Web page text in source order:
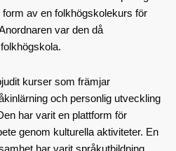
av en folkhögskolekurs för
var den då
kurser som främjar
och personlig utveckling
har varit en plattform för
genom kulturella aktiviteter. En
har varit språkutbildning,